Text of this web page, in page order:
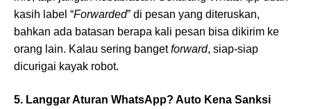
kasih label “Forwarded” di pesan yang diteruskan,
bahkan ada batasan berapa kali pesan bisa dikirim ke
orang lain. Kalau sering bangetforward, siap-siap
dicurigai kayak robot.
5. Langgar Aturan WhatsApp? Auto Kena Sanksi